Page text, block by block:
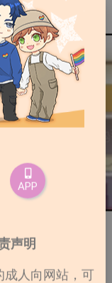
APP
声明
人向网站，可